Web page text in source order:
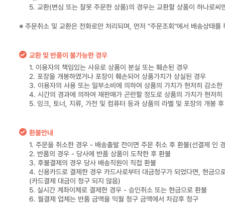
5. 교환(변심 또는 잘못 주문한 상품)의 경우는 교환할 상품이 하나로씨
※ 주문취소 및 교환은 전화로만 처리되며, 먼저 "주문조회"에서 배송상태를
교환 및 반품이 불가능한 경우
1. 이용자의 책임있는 사유로 상품이 분실 또는 훼손된 경우
2. 포장을 개봉하였거나 포장이 훼손되어 상품가치가 상실된 경우
3. 이용자의 사용 또는 일부소비에 의하여 상품의 가치가 현저히 감소한
4. 시간의 경과에 의하여 재판매가 곤란할 정도로 상품의 가치가 현저히
5. 잉크, 토너, 지류, 가전 및 컴퓨터 등과 상품의 라벨 및 포장의 개봉
환불안내
1. 주문을 취소한 경우 - 배송출발 전이면 주문 취소 후 환불(선결제 인
2. 반품의 경우 - 당사에 반품 상품이 도착한 후 환불
3. 후불결제의 경우 당사 배송직원이 직접 환불
4. 신용카드로 결제한 경우 카드사로부터 대금청구가 되었다면, 현금
(카드결제 대금이 청구 되지 않음)
5. 실시간 계좌이체로 결제한 경우 - 승인취소 또는 현금으로 환불
6. 월결제 업체는 반품 금액을 익월 청구 금액에서 차감후 청구